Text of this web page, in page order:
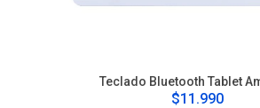
Teclado Bluetooth Tablet
$11.990